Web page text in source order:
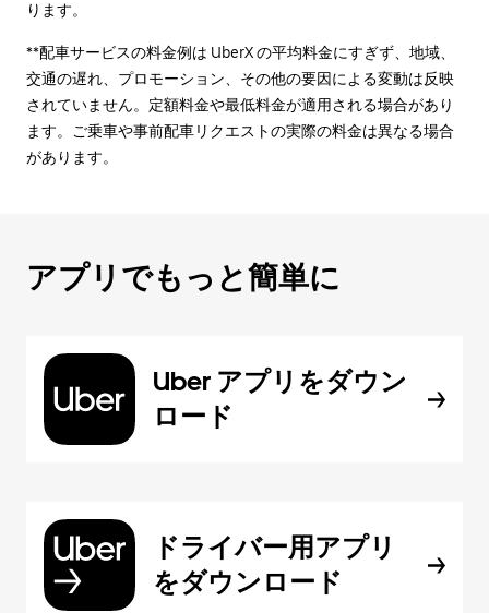
ります。
**配車サービスの料金例は UberX の平均料金にすぎず、地域、
交通の遅れ、プロモーション、その他の要因による変動は反映
されていません。定額料金や最低料金が適用される場合があり
ます。ご乗車や事前配車リクエストの実際の料金は異なる場合
があります。
アプリでもっと簡単に
Uber アプリをダウン
ロード
ドライバー用アプリ
をダウンロード